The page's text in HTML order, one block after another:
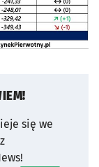
się we